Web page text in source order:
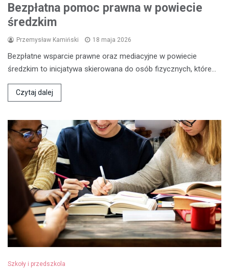
Bezpłatna pomoc prawna w powiecie
średzkim
Przemysław Kamiński 18 maja 2026
Bezpłatne wsparcie prawne oraz mediacyjne w powiecie
średzkim to inicjatywa skierowana do osób fizycznych, które…
Czytaj dalej
Szkoły i przedszkola